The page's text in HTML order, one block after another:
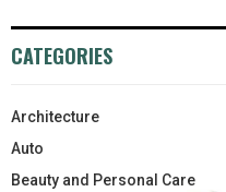
CATEGORIES
Architecture
Auto
Beauty and Personal Care